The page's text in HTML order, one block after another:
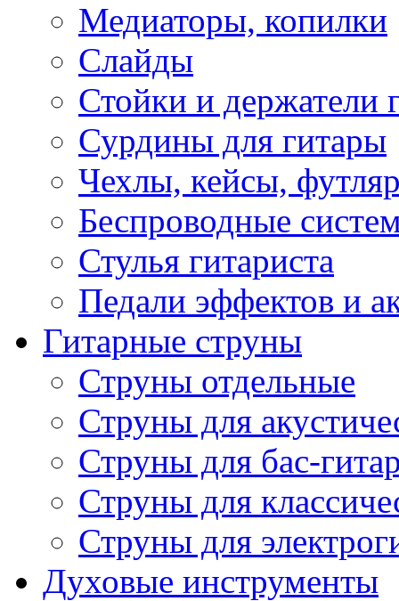
Медиаторы, копилки
Слайды
Стойки и держатели
Сурдины для гитары
Чехлы, кейсы,
Беспроводные
Стулья гитариста
Педали эффектов и
Гитарные струны
Струны отдельные
Струны для
Струны для бас-
Струны для
Струны для
Духовые инструменты